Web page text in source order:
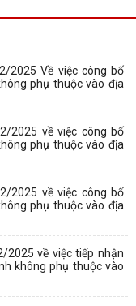
2025 Về việc công bố
phụ thuộc vào địa
2025 về việc công bố
phụ thuộc vào địa
2025 về việc công bố
phụ thuộc vào địa
2025 về việc tiếp nhận
không phụ thuộc vào